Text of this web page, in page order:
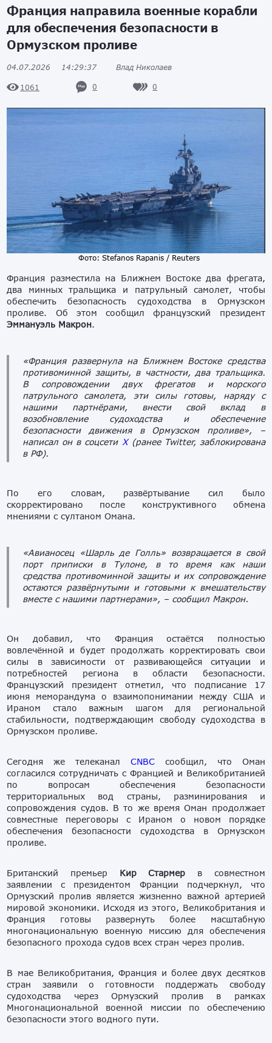
Франция направила военные корабли
для обеспечения безопасности в
Ормузском проливе
04.07.2026 14:29:37 Влад Николаев
1061 0 0
Фото: Stefanos Rapanis / Reuters
Франция разместила на Ближнем Востоке два фрегата,
два минных тральщика и патрульный самолет, чтобы
обеспечить безопасность судоходства в Ормузском
проливе. Об этом сообщил французский президент
Эммануэль Макрон.
«Франция развернула на Ближнем Востоке средства
противоминной защиты, в частности, два тральщика.
В сопровождении двух фрегатов и морского
патрульного самолета, эти силы готовы, наряду с
нашими партнёрами, внести свой вклад в
возобновление судоходства и обеспечение
безопасности движения в Ормузском проливе», –
написал он в соцсети Х(ранее Twitter, заблокирована
в РФ).
По его словам, развёртывание сил было
скорректировано после конструктивного обмена
мнениями с султаном Омана.
«Авианосец «Шарль де Голль» возвращается в свой
порт приписки в Тулоне, в то время как наши
средства противоминной защиты и их сопровождение
остаются развёрнутыми и готовыми к вмешательству
вместе с нашими партнерами», – сообщил Макрон.
Он добавил, что Франция остаётся полностью
вовлечённой и будет продолжать корректировать свои
силы в зависимости от развивающейся ситуации и
потребностей региона в области безопасности.
Французский президент отметил, что подписание 17
июня меморандума о взаимопонимании между США и
Ираном стало важным шагом для региональной
стабильности, подтверждающим свободу судоходства в
Ормузском проливе.
Сегодня же телеканал CNBC сообщил, что Оман
согласился сотрудничать c Францией и Великобританией
по вопросам обеспечения безопасности
территориальных вод страны, разминирования и
сопровождения судов. В то же время Оман продолжает
совместные переговоры с Ираном о новом порядке
обеспечения безопасности судоходства в Ормузском
проливе.
Британский премьер Кир Стармер в совместном
заявлении с президентом Франции подчеркнул, что
Ормузский пролив является жизненно важной артерией
мировой экономики. Исходя из этого, Великобритания и
Франция готовы развернуть более масштабную
многонациональную военную миссию для обеспечения
безопасного прохода судов всех стран через пролив.
В мае Великобритания, Франция и более двух десятков
стран заявили о готовности поддержать свободу
судоходства через Ормузский пролив в рамках
Многонациональной военной миссии по обеспечению
безопасности этого водного пути.